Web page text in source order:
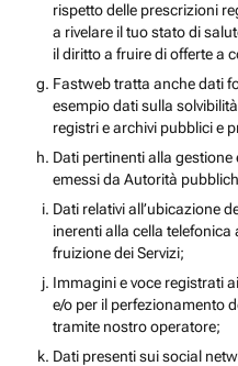
rispetto delle prescrizioni
a rivelare il tuo stato di
il diritto a fruire di offerte a
Fastweb tratta anche dati
esempio dati sulla
registri e archivi pubblici e
Dati pertinenti alla
emessi da Autorità
Dati relativi all’ubicazione
inerenti alla cella telefonica
fruizione dei Servizi;
Immagini e voce registrati
e/o per il perfezionamento
tramite nostro operatore;
Dati presenti sui social